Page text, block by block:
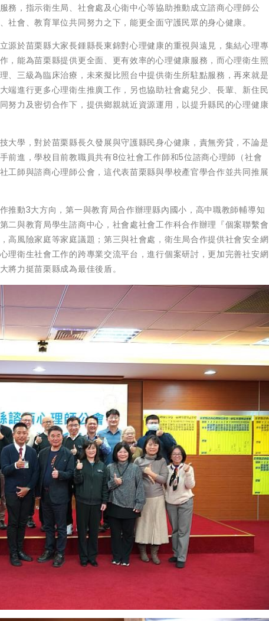
務，指示衛生局、社會處及心衛中心等協助推動成立諮商心理師公
會、教育單位共同努力之下，能更全面守護民眾的身心健康。
源於苗栗縣大家長鍾縣長東錦對心理健康的重視與遠見，集結心理專
，能為苗栗縣提供更全面、更有效率的心理健康服務，而心理衛生照
、三級為臨床治療，未來擬比照台中提供衛生所駐點服務，再來就是
端進行更多心理衛生推廣工作，另也協助社會處兒少、長輩、新住民
努力及密切合作下，提供鄉親就近資源運用，以提升縣民的心理健康
大學，對於苗栗縣長久發展與守護縣民身心健康，責無旁貸，不論是
前進，學校目前教職員共有8位社會工作師和5位諮商心理師（社會
工師與諮商心理師公會，這代表苗栗縣與學校產官學合作並共同推展
推動3大方向，第一與教育局合作辦理縣內國小，高中職教師輔導知
二與教育局學生諮商中心，社會處社會工作科合作辦理『個案聯繫會
高風險家庭等家庭議題；第三與社會處，衛生局合作提供社會安全網
理衛生社會工作的跨專業交流平台，進行個案研討，更加完善社安網
將力挺苗栗縣成為最佳後盾。